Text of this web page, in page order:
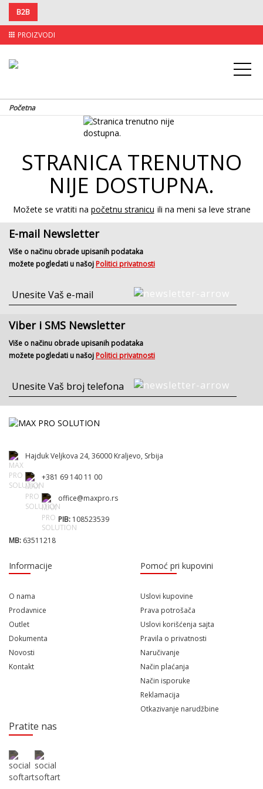
B2B
apps PROIZVODI
Početna
STRANICA TRENUTNO
NIJE DOSTUPNA.
Možete se vratiti na početnu stranicu ili na meni sa leve strane
E-mail Newsletter
Više o načinu obrade upisanih podataka
možete pogledati u našoj Politici privatnosti
Viber i SMS Newsletter
Više o načinu obrade upisanih podataka
možete pogledati u našoj Politici privatnosti
Hajduk Veljkova 24, 36000 Kraljevo, Srbija
+381 69 140 11 00
office@maxpro.rs
PIB: 108523539
MB: 63511218
Informacije
O nama
Prodavnice
Outlet
Dokumenta
Novosti
Kontakt
Pomoć pri kupovini
Uslovi kupovine
Prava potrošača
Uslovi korišćenja sajta
Pravila o privatnosti
Naručivanje
Način plaćanja
Način isporuke
Reklamacija
Otkazivanje narudžbine
Pratite nas